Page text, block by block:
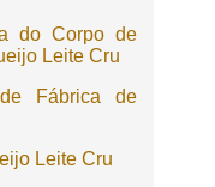
do Corpo de
Leite Cru
Fábrica de
Leite Cru